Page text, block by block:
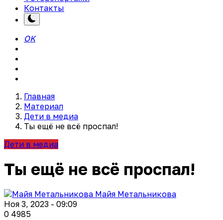
Контакты
OK
Главная
Материал
Дети в медиа
Ты ещё не всё проспал!
Дети в медиа
Ты ещё не всё проспал!
Майя Метальникова
Ноя 3, 2023 - 09:09
0 4985